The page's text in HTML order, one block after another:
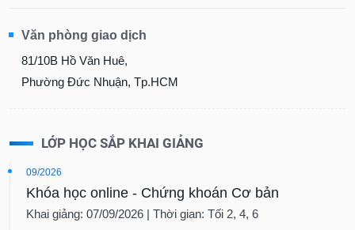
Văn phòng giao dịch
81/10B Hồ Văn Huê,
Phường Đức Nhuận, Tp.HCM
LỚP HỌC SẮP KHAI GIẢNG
09/2026
Khóa học online - Chứng khoán Cơ bản
Khai giảng: 07/09/2026 | Thời gian: Tối 2, 4, 6